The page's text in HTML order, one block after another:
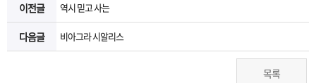
이전글 역시 믿고 사는
다음글 비아그라 시알리스
목록